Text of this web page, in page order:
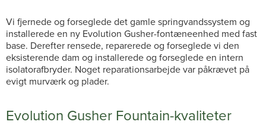
Vi fjernede og forseglede det gamle springvandssystem og
installerede en ny Evolution Gusher-fontæneenhed med fast
base. Derefter rensede, reparerede og forseglede vi den
eksisterende dam og installerede og forseglede en intern
isolatorafbryder. Noget reparationsarbejde var påkrævet på
evigt murværk og plader.
Evolution Gusher Fountain-kvaliteter